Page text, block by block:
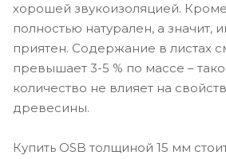
хорошей звукоизоляцией.
полностью натурален, а значит,
приятен. Содержание в листах
превышает 3-5 % по массе –
количество не влияет на
древесины.
Купить ОSB толщиной 15 мм